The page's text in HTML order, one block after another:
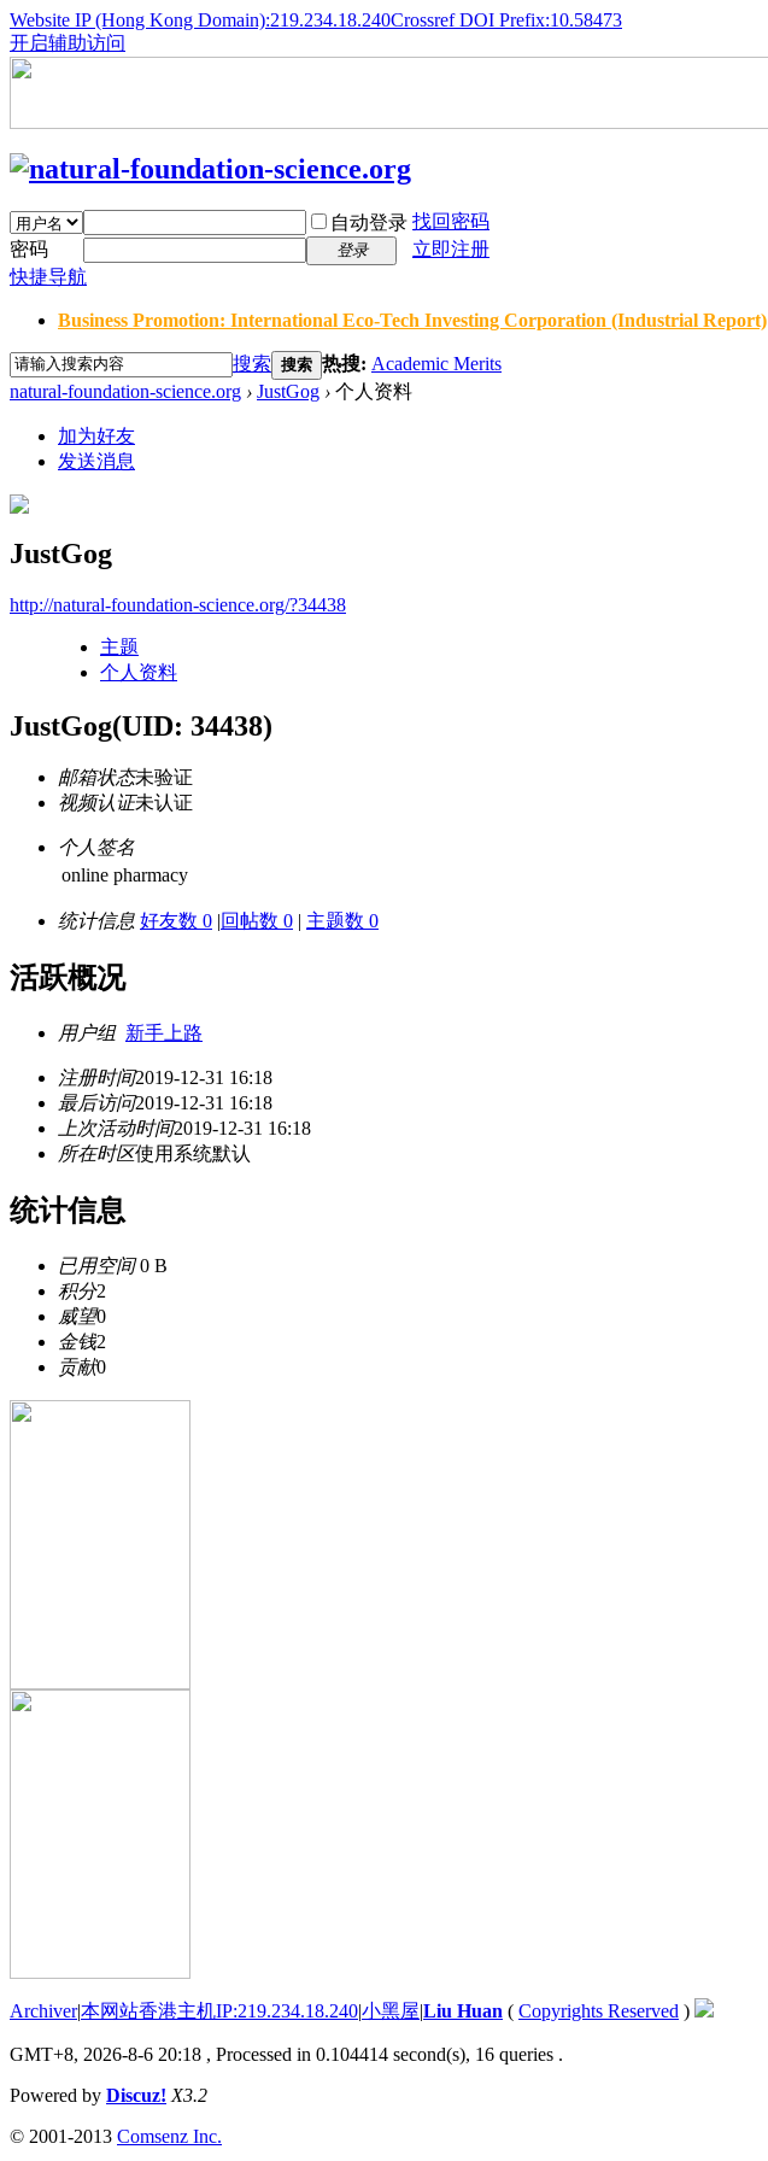
Website IP (Hong Kong Domain):219.234.18.240Crossref DOI Prefix:10.58473
开启辅助访问
自动登录 找回密码
密码
登录
立即注册
快捷导航
Business Promotion: International Eco-Tech Investing Corporation (Industrial Report)
搜索 搜索 热搜: Academic Merits
natural-foundation-science.org › JustGog › 个人资料
加为好友
发送消息
JustGog
http://natural-foundation-science.org/?34438
主题
个人资料
JustGog(UID: 34438)
邮箱状态未验证
视频认证未认证
个人签名
online pharmacy
统计信息 好友数 0 |回帖数 0 | 主题数 0
活跃概况
用户组 新手上路
注册时间2019-12-31 16:18
最后访问2019-12-31 16:18
上次活动时间2019-12-31 16:18
所在时区使用系统默认
统计信息
已用空间0 B
积分2
威望0
金钱2
贡献0
Archiver|本网站香港主机IP:219.234.18.240|小黑屋|Liu Huan ( Copyrights Reserved )
GMT+8, 2026-8-6 20:18 , Processed in 0.104414 second(s), 16 queries .
Powered by Discuz! X3.2
© 2001-2013 Comsenz Inc.